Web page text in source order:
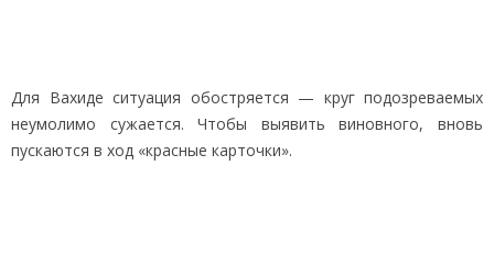
Для Вахиде ситуация обостряется — круг подозреваемых
неумолимо сужается. Чтобы выявить виновного, вновь
пускаются в ход «красные карточки».